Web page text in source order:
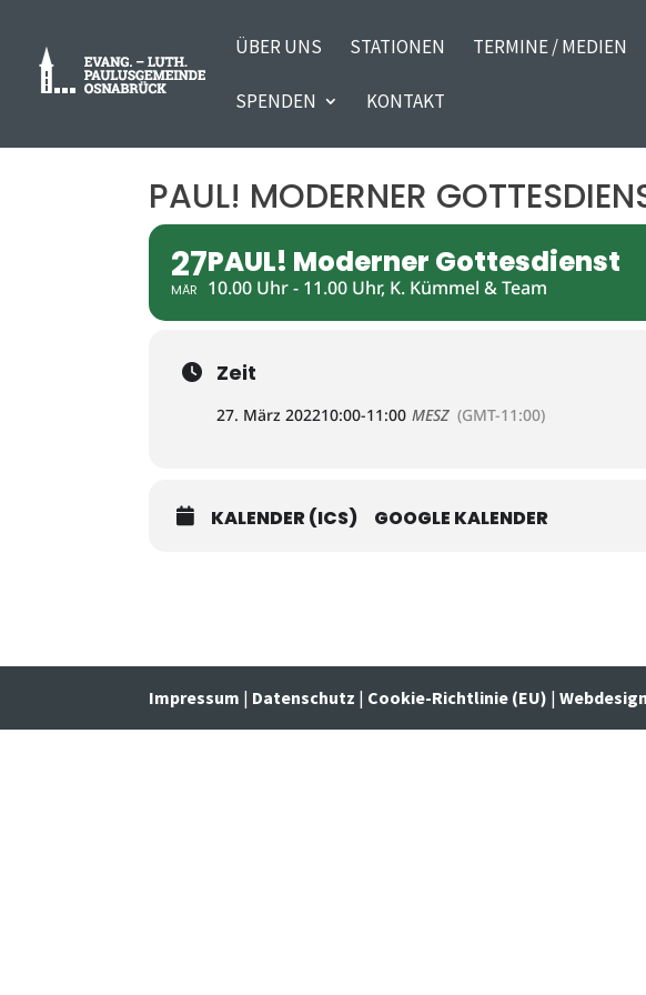
ÜBER UNS STATIONEN TERMINE / MEDIEN
SPENDEN KONTAKT
PAUL! MODERNER
27
MÄR
PAUL! Moderner Gottesdienst
10.00 Uhr - 11.00 Uhr, K. Kümmel & Team
Zeit
27. März 202210:00-11:00 MESZ (GMT-11:00)
KALENDER (ICS) GOOGLE KALENDER
Impressum | Datenschutz | Cookie-Richtlinie (EU) |